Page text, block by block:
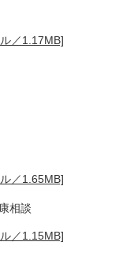
／1.17MB]
／1.65MB]
相談
／1.15MB]